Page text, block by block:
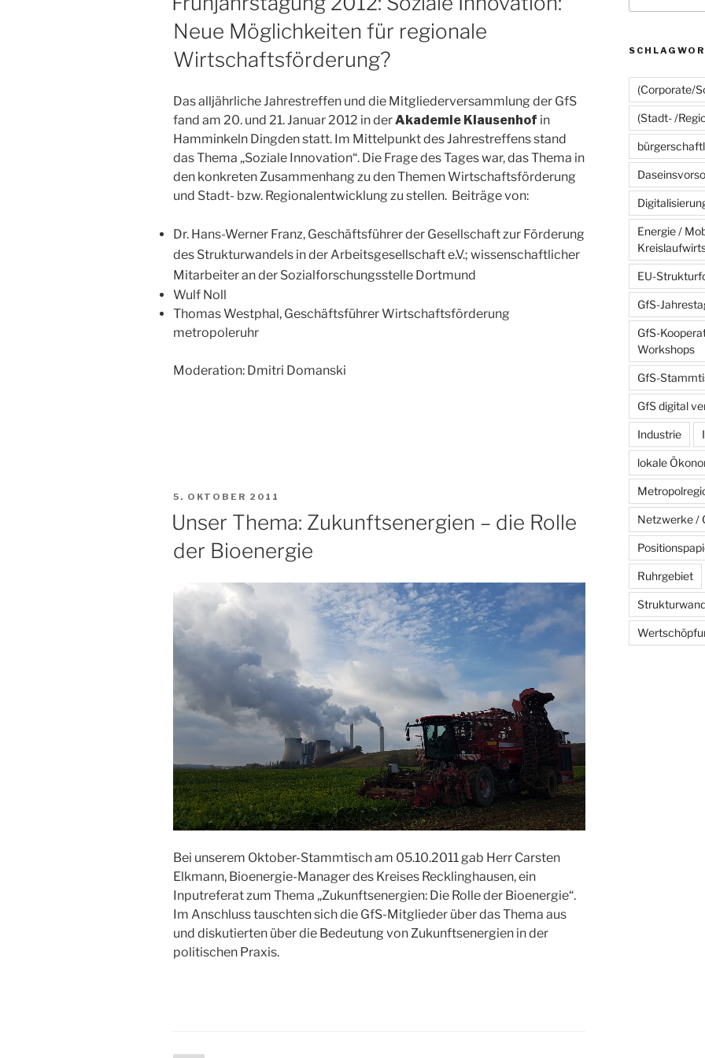
Neue Möglichkeiten für regionale
Wirtschaftsförderung?
Das alljährliche Jahrestreffen und die Mitgliederversammlung der GfS
fand am 20. und 21. Januar 2012 in derAkademie Klausenhof in
Hamminkeln Dingden statt. Im Mittelpunkt des Jahrestreffens stand
das Thema „Soziale Innovation“. Die Frage des Tages war, das Thema in
den konkreten Zusammenhang zu den Themen Wirtschaftsförderung
und Stadt- bzw. Regionalentwicklung zu stellen. Beiträge von:
Dr. Hans-Werner Franz, Geschäftsführer der Gesellschaft zur Förderung
des Strukturwandels in der Arbeitsgesellschaft e.V.; wissenschaftlicher
Mitarbeiter an der Sozialforschungsstelle Dortmund
Wulf Noll
Thomas Westphal, Geschäftsführer Wirtschaftsförderung
metropoleruhr
Moderation: Dmitri Domanski
VERÖFFENTLICHT
AM
5. OKTOBER 2011
Unser Thema: Zukunftsenergien – die Rolle
der Bioenergie
Bei unserem Oktober-Stammtisch am 05.10.2011 gab Herr Carsten
Elkmann, Bioenergie-Manager des Kreises Recklinghausen, ein
Inputreferat zum Thema „Zukunftsenergien: Die Rolle der Bioenergie“.
Im Anschluss tauschten sich die GfS-Mitglieder über das Thema aus
und diskutierten über die Bedeutung von Zukunftsenergien in der
politischen Praxis.
(Corporate/
(Stadt- /
Energie /
EU-
GfS-
GfS-
Workshops
GfS-
GfS digital
Industrie
lokale
Netzwerke /
Ruhrgebiet